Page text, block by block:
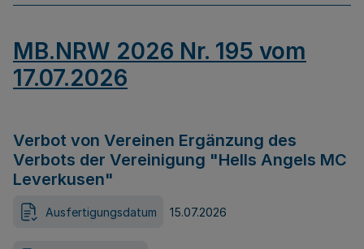
MB.NRW 2026 Nr. 195 vom
17.07.2026
Verbot von Vereinen Ergänzung des
Verbots der Vereinigung "Hells Angels MC
Leverkusen"
Ausfertigungsdatum 15.07.2026